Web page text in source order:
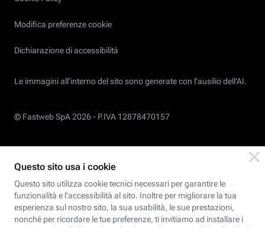
Modifica preferenze cookie
Dichiarazione di accessibilità
Le immagini all’interno del sito sono generate con l'ausilio dell'AI.
© Fastweb SpA 2026 - P.IVA 12878470157